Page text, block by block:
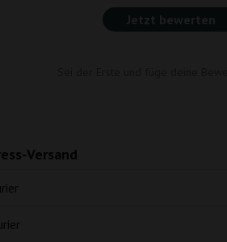
Jetzt bewerten
Versand